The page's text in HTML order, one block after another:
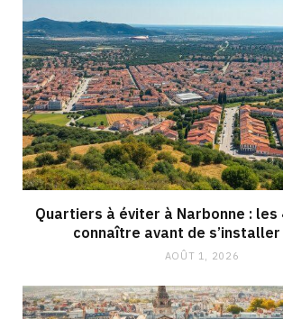
Quartiers à éviter à Narbonne : les
connaître avant de
AOÛT 1, 2026